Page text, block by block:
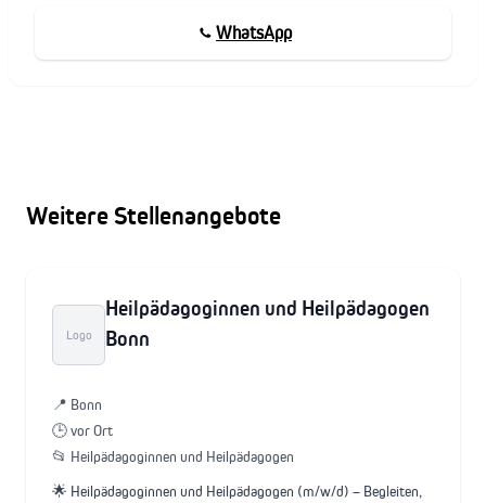
WhatsApp
Weitere Stellenangebote
Logo
Heilpädagoginnen und Heilpädagogen
Bonn
📍 Bonn
🕒 vor Ort
📂 Heilpädagoginnen und Heilpädagogen
🌟 Heilpädagoginnen und Heilpädagogen (m/w/d) – Begleiten,